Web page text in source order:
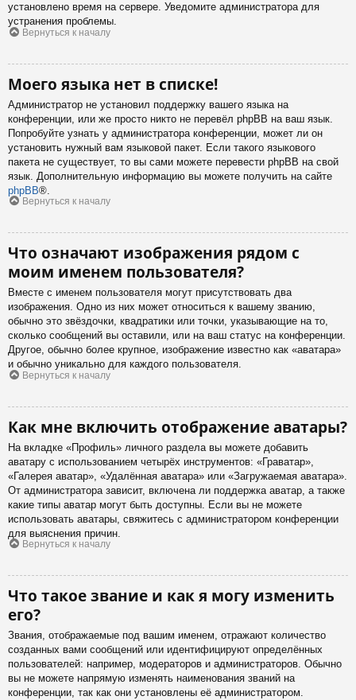
установлено время на сервере. Уведомите администратора для
устранения проблемы.
Вернуться к началу
Моего языка нет в списке!
Администратор не установил поддержку вашего языка на
конференции, или же просто никто не перевёл phpBB на ваш язык.
Попробуйте узнать у администратора конференции, может ли он
установить нужный вам языковой пакет. Если такого языкового
пакета не существует, то вы сами можете перевести phpBB на свой
язык. Дополнительную информацию вы можете получить на сайте
phpBB®.
Вернуться к началу
Что означают изображения рядом с
моим именем пользователя?
Вместе с именем пользователя могут присутствовать два
изображения. Одно из них может относиться к вашему званию,
обычно это звёздочки, квадратики или точки, указывающие на то,
сколько сообщений вы оставили, или на ваш статус на конференции.
Другое, обычно более крупное, изображение известно как «аватара»
и обычно уникально для каждого пользователя.
Вернуться к началу
Как мне включить отображение аватары?
На вкладке «Профиль» личного раздела вы можете добавить
аватару с использованием четырёх инструментов: «Граватар»,
«Галерея аватар», «Удалённая аватара» или «Загружаемая аватара».
От администратора зависит, включена ли поддержка аватар, а также
какие типы аватар могут быть доступны. Если вы не можете
использовать аватары, свяжитесь с администратором конференции
для выяснения причин.
Вернуться к началу
Что такое звание и как я могу изменить
его?
Звания, отображаемые под вашим именем, отражают количество
созданных вами сообщений или идентифицируют определённых
пользователей: например, модераторов и администраторов. Обычно
вы не можете напрямую изменять наименования званий на
конференции, так как они установлены её администратором.